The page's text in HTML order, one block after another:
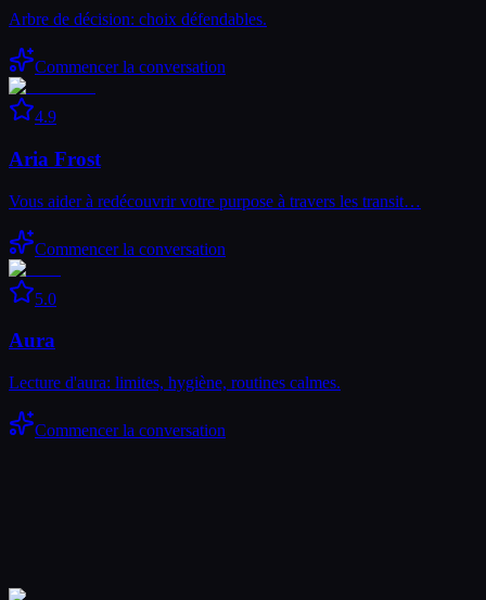
Arbre de décision: choix défendables.
Commencer la conversation
4.9
Aria Frost
Vous aider à redécouvrir votre purpose à travers les transit…
Commencer la conversation
5.0
Aura
Lecture d'aura: limites, hygiène, routines calmes.
Commencer la conversation